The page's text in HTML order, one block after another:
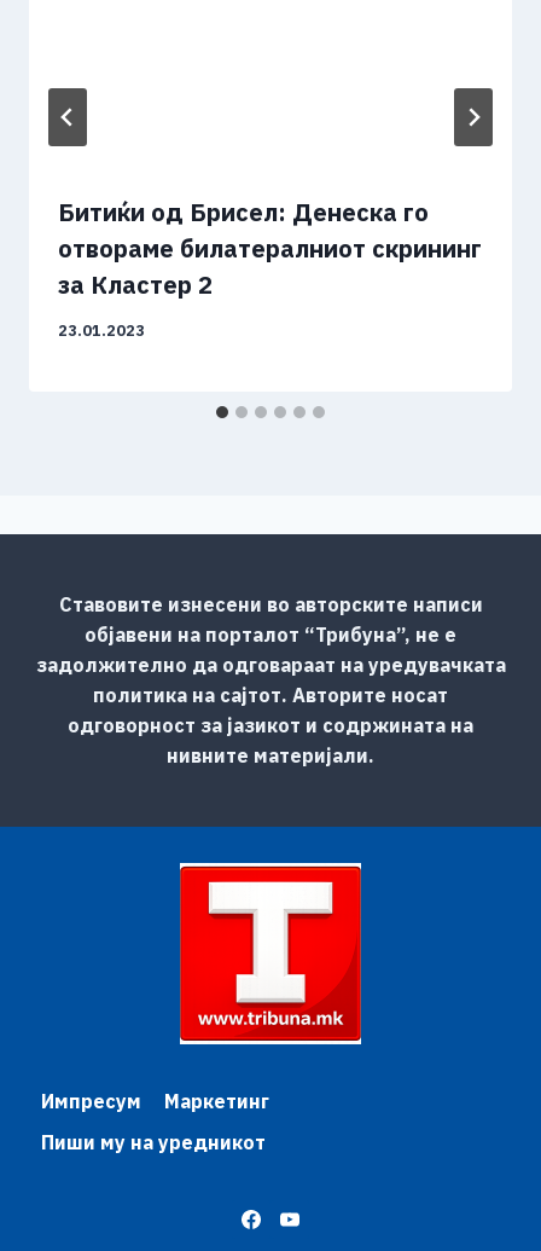
Битиќи од Брисел: Денеска го
отвораме билатералниот скрининг
за Кластер 2
23.01.2023
Ставовите изнесени во авторските написи
објавени на порталот “Трибуна”, не е
задолжително да одговараат на уредувачката
политика на сајтот. Авторите носат
одговорност за јазикот и содржината на
нивните материјали.
Импресум
Маркетинг
Пиши му на уредникот